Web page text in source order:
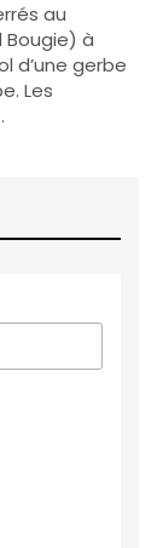
au
à
d’une gerbe
Les